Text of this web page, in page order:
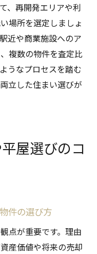
、再開発エリアや利
場所を選定しましょ
近や商業施設へのア
複数の物件を査定比
うなプロセスを踏む
立した住まい選びが
屋選びのコ
件の選び方
点が重要です。理由
産価値や将来の売却